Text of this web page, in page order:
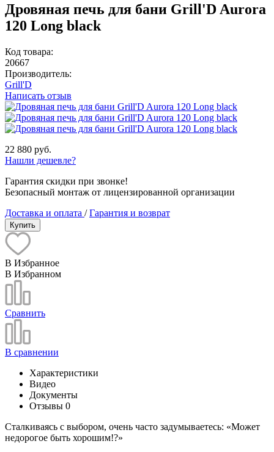
Дровяная печь для бани Grill'D Aurora
120 Long black
Код товара:
20667
Производитель:
Grill'D
Написать отзыв
22 880 руб.
Нашли дешевле?
Гарантия скидки при звонке!
Безопасный монтаж от лицензированной организации
Доставка и оплата /Гарантия и возврат
Купить
В Избранное
В Избранном
Сравнить
В сравнении
Характеристики
Видео
Документы
Отзывы 0
Сталкиваясь с выбором, очень часто задумываетесь: «Может
недорогое быть хорошим!?»